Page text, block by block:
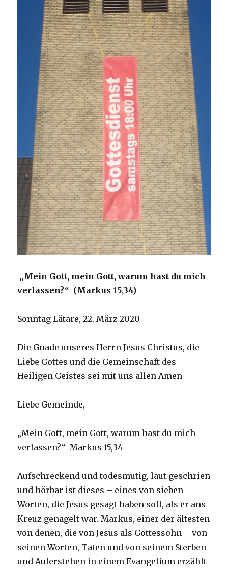
„Mein Gott, mein Gott, warum hast du mich
verlassen?“ (Markus 15,34)
Sonntag Lätare, 22. März 2020
Die Gnade unseres Herrn Jesus Christus, die
Liebe Gottes und die Gemeinschaft des
Heiligen Geistes sei mit uns allen Amen
Liebe Gemeinde,
„Mein Gott, mein Gott, warum hast du mich
verlassen?“ Markus 15,34
Aufschreckend und todesmutig, laut geschrien
und hörbar ist dieses – eines von sieben
Worten, die Jesus gesagt haben soll, als er ans
Kreuz genagelt war. Markus, einer der ältesten
von denen, die von Jesus als Gottessohn – von
seinen Worten, Taten und von seinem Sterben
und Auferstehen in einem Evangelium erzählt